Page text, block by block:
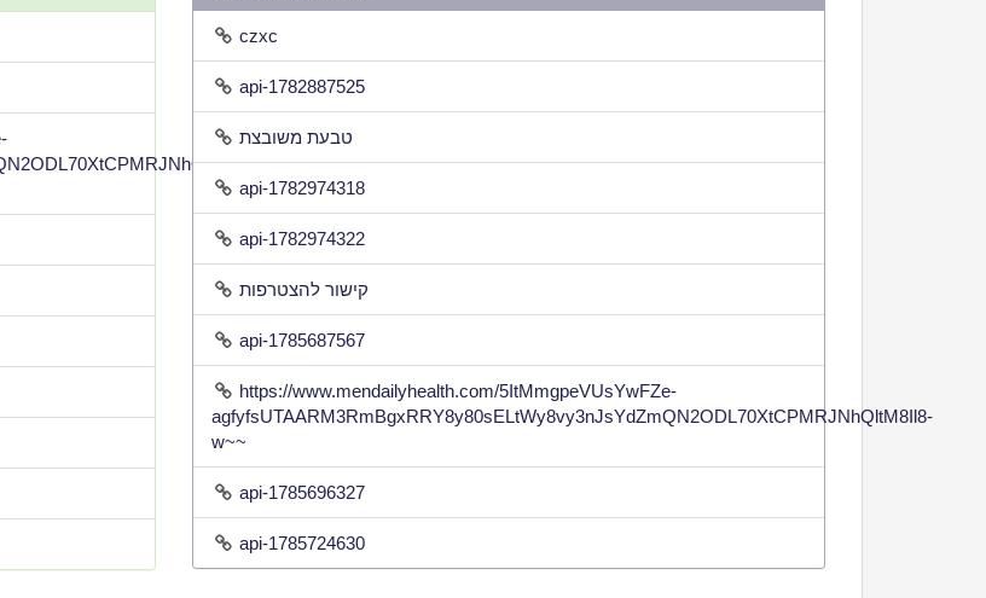
czxc
api-1782887525
טבעת משובצת
api-1782974318
api-1782974322
קישור להצטרפות
api-1785687567
https://www.mendailyhealth.com/5ItMmgpeVUsYwFZe-
agfyfsUTAARM3RmBgxRRY8y80sELtWy8vy3nJsYdZmQN2ODL70XtCPMRJNhQltM8Il8-
w~~
api-1785696327
api-1785724630